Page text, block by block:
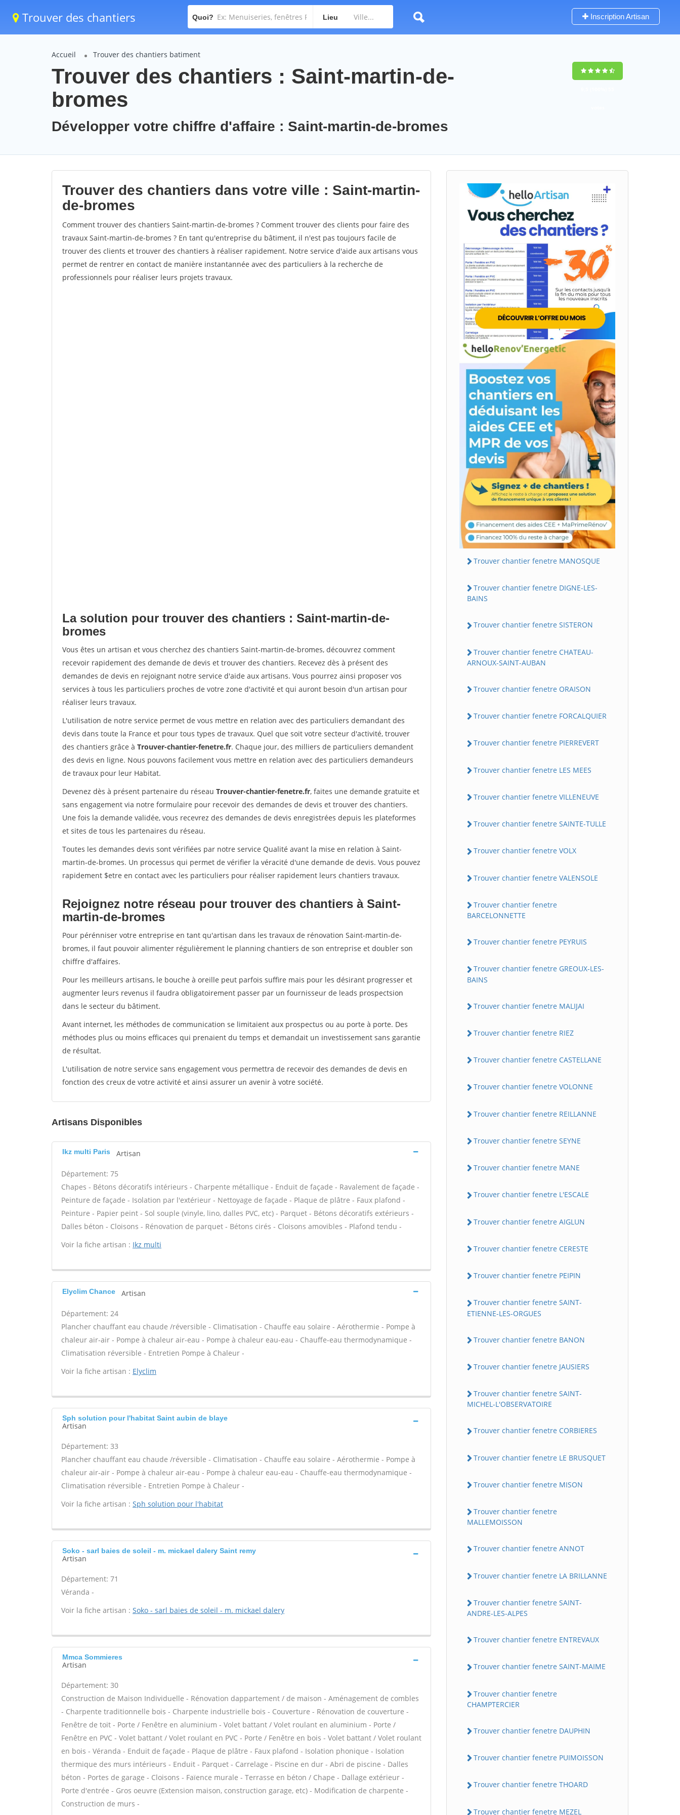
Trouver des chantiers Quoi? Lieu Inscription Artisan
Accueil Trouver des chantiers batiment
Trouver des chantiers : Saint-martin-de-
bromes
Développer votre chiffre d'affaire : Saint-martin-de-bromes
Trouver des chantiers dans votre ville : Saint-martin-
de-bromes
Comment trouver des chantiers Saint-martin-de-bromes ? Comment trouver des clients pour faire des
travaux Saint-martin-de-bromes ? En tant qu'entreprise du bâtiment, il n'est pas toujours facile de
trouver des clients et trouver des chantiers à réaliser rapidement. Notre service d'aide aux artisans vous
permet de rentrer en contact de manière instantannée avec des particuliers à la recherche de
professionnels pour réaliser leurs projets travaux.
La solution pour trouver des chantiers : Saint-martin-de-
bromes
Vous êtes un artisan et vous cherchez des chantiers Saint-martin-de-bromes, découvrez comment
recevoir rapidement des demande de devis et trouver des chantiers. Recevez dès à présent des
demandes de devis en rejoignant notre service d'aide aux artisans. Vous pourrez ainsi proposer vos
services à tous les particuliers proches de votre zone d'activité et qui auront besoin d'un artisan pour
réaliser leurs travaux.
L'utilisation de notre service permet de vous mettre en relation avec des particuliers demandant des
devis dans toute la France et pour tous types de travaux. Quel que soit votre secteur d'activité, trouver
des chantiers grâce à Trouver-chantier-fenetre.fr. Chaque jour, des milliers de particuliers demandent
des devis en ligne. Nous pouvons facilement vous mettre en relation avec des particuliers demandeurs
de travaux pour leur Habitat.
Devenez dès à présent partenaire du réseau Trouver-chantier-fenetre.fr, faites une demande gratuite et
sans engagement via notre formulaire pour recevoir des demandes de devis et trouver des chantiers.
Une fois la demande validée, vous recevrez des demandes de devis enregistrées depuis les plateformes
et sites de tous les partenaires du réseau.
Toutes les demandes devis sont vérifiées par notre service Qualité avant la mise en relation à Saint-
martin-de-bromes. Un processus qui permet de vérifier la véracité d'une demande de devis. Vous pouvez
rapidement $etre en contact avec les particuliers pour réaliser rapidement leurs chantiers travaux.
Rejoignez notre réseau pour trouver des chantiers à Saint-
martin-de-bromes
Pour pérénniser votre entreprise en tant qu'artisan dans les travaux de rénovation Saint-martin-de-
bromes, il faut pouvoir alimenter régulièrement le planning chantiers de son entreprise et doubler son
chiffre d'affaires.
Pour les meilleurs artisans, le bouche à oreille peut parfois suffire mais pour les désirant progresser et
augmenter leurs revenus il faudra obligatoirement passer par un fournisseur de leads prospectsion
dans le secteur du bâtiment.
Avant internet, les méthodes de communication se limitaient aux prospectus ou au porte à porte. Des
méthodes plus ou moins efficaces qui prenaient du temps et demandait un investissement sans garantie
de résultat.
L'utilisation de notre service sans engagement vous permettra de recevoir des demandes de devis en
fonction des creux de votre activité et ainsi assurer un avenir à votre société.
Artisans Disponibles
Ikz multi Paris Artisan
Département: 75
Chapes - Bétons décoratifs intérieurs - Charpente métallique - Enduit de façade - Ravalement de façade -
Peinture de façade - Isolation par l'extérieur - Nettoyage de façade - Plaque de plâtre - Faux plafond -
Peinture - Papier peint - Sol souple (vinyle, lino, dalles PVC, etc) - Parquet - Bétons décoratifs extérieurs -
Dalles béton - Cloisons - Rénovation de parquet - Bétons cirés - Cloisons amovibles - Plafond tendu -
Voir la fiche artisan : Ikz multi
Elyclim Chance Artisan
Département: 24
Plancher chauffant eau chaude /réversible - Climatisation - Chauffe eau solaire - Aérothermie - Pompe à
chaleur air-air - Pompe à chaleur air-eau - Pompe à chaleur eau-eau - Chauffe-eau thermodynamique -
Climatisation réversible - Entretien Pompe à Chaleur -
Voir la fiche artisan : Elyclim
Sph solution pour l'habitat Saint aubin de blaye
Artisan
Département: 33
Plancher chauffant eau chaude /réversible - Climatisation - Chauffe eau solaire - Aérothermie - Pompe à
chaleur air-air - Pompe à chaleur air-eau - Pompe à chaleur eau-eau - Chauffe-eau thermodynamique -
Climatisation réversible - Entretien Pompe à Chaleur -
Voir la fiche artisan : Sph solution pour l'habitat
Soko - sarl baies de soleil - m. mickael dalery Saint remy
Artisan
Département: 71
Véranda -
Voir la fiche artisan : Soko - sarl baies de soleil - m. mickael dalery
Mmca Sommieres
Artisan
Département: 30
Construction de Maison Individuelle - Rénovation dappartement / de maison - Aménagement de combles
- Charpente traditionnelle bois - Charpente industrielle bois - Couverture - Rénovation de couverture -
Fenêtre de toit - Porte / Fenêtre en aluminium - Volet battant / Volet roulant en aluminium - Porte /
Fenêtre en PVC - Volet battant / Volet roulant en PVC - Porte / Fenêtre en bois - Volet battant / Volet roulant
en bois - Véranda - Enduit de façade - Plaque de plâtre - Faux plafond - Isolation phonique - Isolation
thermique des murs intérieurs - Enduit - Parquet - Carrelage - Piscine en dur - Abri de piscine - Dalles
béton - Portes de garage - Cloisons - Faïence murale - Terrasse en béton / Chape - Dallage extérieur -
Porte d'entrée - Gros oeuvre (Extension maison, construction garage, etc) - Modification de charpente -
Construction de murs -
Trouver chantier fenetre MANOSQUE
Trouver chantier fenetre DIGNE-LES-
BAINS
Trouver chantier fenetre SISTERON
Trouver chantier fenetre CHATEAU-
ARNOUX-SAINT-AUBAN
Trouver chantier fenetre ORAISON
Trouver chantier fenetre FORCALQUIER
Trouver chantier fenetre PIERREVERT
Trouver chantier fenetre LES MEES
Trouver chantier fenetre VILLENEUVE
Trouver chantier fenetre SAINTE-TULLE
Trouver chantier fenetre VOLX
Trouver chantier fenetre VALENSOLE
Trouver chantier fenetre
BARCELONNETTE
Trouver chantier fenetre PEYRUIS
Trouver chantier fenetre GREOUX-LES-
BAINS
Trouver chantier fenetre MALIJAI
Trouver chantier fenetre RIEZ
Trouver chantier fenetre CASTELLANE
Trouver chantier fenetre VOLONNE
Trouver chantier fenetre REILLANNE
Trouver chantier fenetre SEYNE
Trouver chantier fenetre MANE
Trouver chantier fenetre L'ESCALE
Trouver chantier fenetre AIGLUN
Trouver chantier fenetre CERESTE
Trouver chantier fenetre PEIPIN
Trouver chantier fenetre SAINT-
ETIENNE-LES-ORGUES
Trouver chantier fenetre BANON
Trouver chantier fenetre JAUSIERS
Trouver chantier fenetre SAINT-
MICHEL-L'OBSERVATOIRE
Trouver chantier fenetre CORBIERES
Trouver chantier fenetre LE BRUSQUET
Trouver chantier fenetre MISON
Trouver chantier fenetre
MALLEMOISSON
Trouver chantier fenetre ANNOT
Trouver chantier fenetre LA BRILLANNE
Trouver chantier fenetre SAINT-
ANDRE-LES-ALPES
Trouver chantier fenetre ENTREVAUX
Trouver chantier fenetre SAINT-MAIME
Trouver chantier fenetre
CHAMPTERCIER
Trouver chantier fenetre DAUPHIN
Trouver chantier fenetre PUIMOISSON
Trouver chantier fenetre THOARD
Trouver chantier fenetre MEZEL